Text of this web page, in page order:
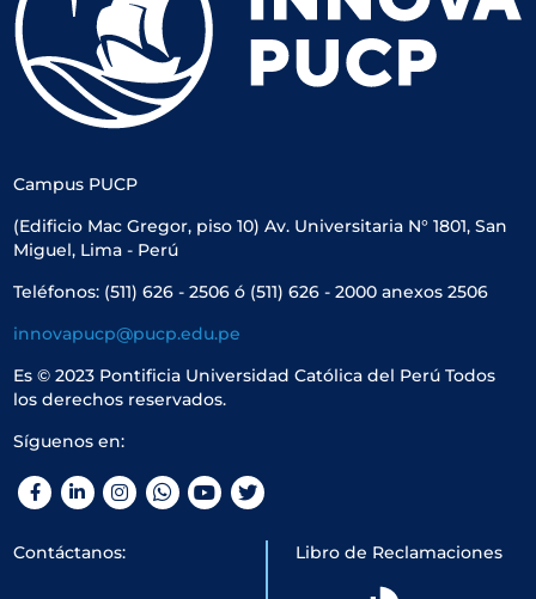
Campus PUCP
(Edificio Mac Gregor, piso 10) Av. Universitaria N° 1801, San
Miguel, Lima - Perú
Teléfonos: (511) 626 - 2506 ó (511) 626 - 2000 anexos 2506
innovapucp@pucp.edu.pe
Es © 2023 Pontificia Universidad Católica del Perú Todos
los derechos reservados.
Síguenos en:
Facebook
LinkedInInstagramWhatsApp
YouTubeTwitter
Contáctanos: Libro de Reclamaciones